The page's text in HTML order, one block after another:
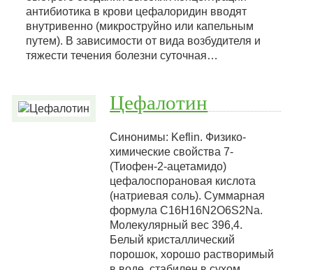
антибиотика в крови цефалоридин вводят
внутривенно (микроструйно или капельным
путем). В зависимости от вида возбудителя и
тяжести течения болезни суточная…
Цефалотин
Синонимы: Keflin. Физико-
химические свойства 7-
(Тиофен-2-ацетамидо)
цефалоспорановая кислота
(натриевая соль). Суммарная
формула C16H16N2О6S2Na.
Молекулярный вес 396,4.
Белый кристаллический
порошок, хорошо растворимый